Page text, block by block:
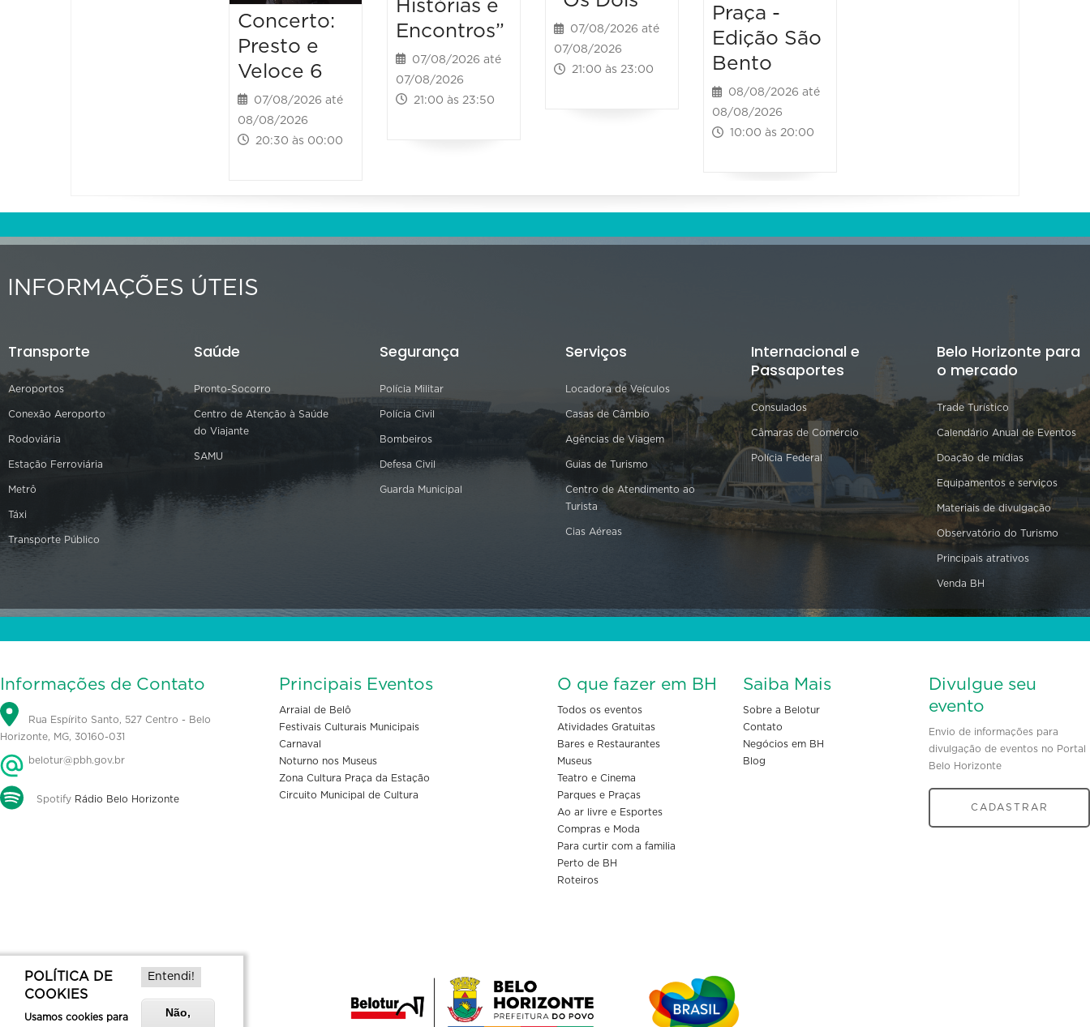
Concerto:
Presto e
Veloce 6
07/08/2026 até
08/08/2026
20:30 às 00:00
Histórias e
Encontros”
07/08/2026 até
07/08/2026
21:00 às 23:50
07/08/2026 até
07/08/2026
21:00 às 23:00
Praça -
Edição São
Bento
08/08/2026 até
08/08/2026
10:00 às 20:00
INFORMAÇÕES ÚTEIS
Transporte
Aeroportos
Conexão Aeroporto
Rodoviária
Estação Ferroviária
Metrô
Táxi
Transporte Público
Saúde
Pronto-Socorro
Centro de Atenção à Saúde
do Viajante
SAMU
Segurança
Polícia Militar
Polícia Civil
Bombeiros
Defesa Civil
Guarda Municipal
Serviços
Locadora de Veículos
Casas de Câmbio
Agências de Viagem
Guias de Turismo
Centro de Atendimento ao
Turista
Cias Aéreas
Internacional e
Passaportes
Consulados
Câmaras de Comércio
Polícia Federal
Belo Horizonte para
o mercado
Trade Turístico
Calendário Anual de Eventos
Doação de mídias
Equipamentos e serviços
Materiais de divulgação
Observatório do Turismo
Principais atrativos
Venda BH
Informações de Contato
Rua Espírito Santo, 527 Centro - Belo
Horizonte, MG, 30160-031
belotur@pbh.gov.br
Spotify Rádio Belo Horizonte
Principais Eventos
Arraial de Belô
Festivais Culturais Municipais
Carnaval
Noturno nos Museus
Zona Cultura Praça da Estação
Circuito Municipal de Cultura
O que fazer em BH
Todos os eventos
Atividades Gratuitas
Bares e Restaurantes
Museus
Teatro e Cinema
Parques e Praças
Ao ar livre e Esportes
Compras e Moda
Para curtir com a familia
Perto de BH
Roteiros
Saiba Mais
Sobre a Belotur
Contato
Negócios em BH
Blog
Divulgue seu
evento
Envio de informações para
divulgação de eventos no Portal
Belo Horizonte
CADASTRAR
POLÍTICA DE
COOKIES
Usamos cookies para
Entendi!
Não,